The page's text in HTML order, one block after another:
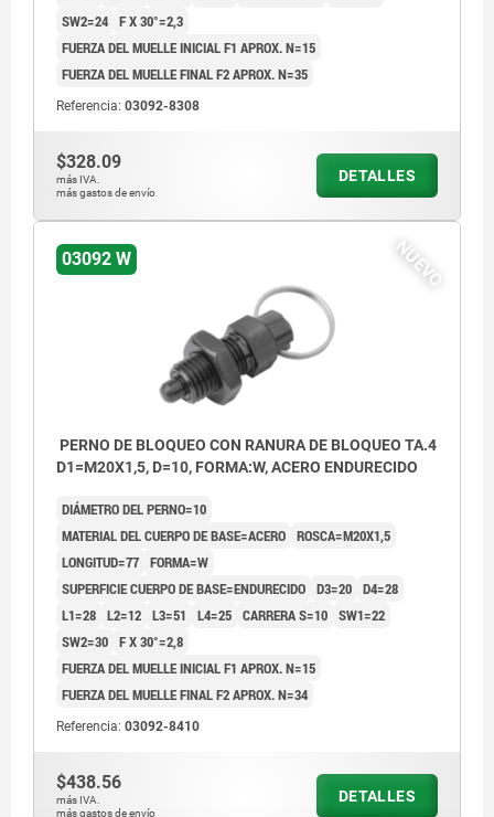
SW2=24 F X 30°=2,3
FUERZA DEL MUELLE INICIAL F1 APROX. N=15
FUERZA DEL MUELLE FINAL F2 APROX. N=35
Referencia: 03092-8308
$328.09
más IVA.
más gastos de envío
DETALLES
NUEVO
03092 W
PERNO DE BLOQUEO CON RANURA DE BLOQUEO TA.4
D1=M20X1,5, D=10, FORMA:W, ACERO ENDURECIDO
DIÁMETRO DEL PERNO=10
MATERIAL DEL CUERPO DE BASE=ACERO ROSCA=M20X1,5
LONGITUD=77 FORMA=W
SUPERFICIE CUERPO DE BASE=ENDURECIDO D3=20 D4=28
L1=28 L2=12 L3=51 L4=25 CARRERA S=10 SW1=22
SW2=30 F X 30°=2,8
FUERZA DEL MUELLE INICIAL F1 APROX. N=15
FUERZA DEL MUELLE FINAL F2 APROX. N=34
Referencia: 03092-8410
$438.56
más IVA.
más gastos de envío
DETALLES